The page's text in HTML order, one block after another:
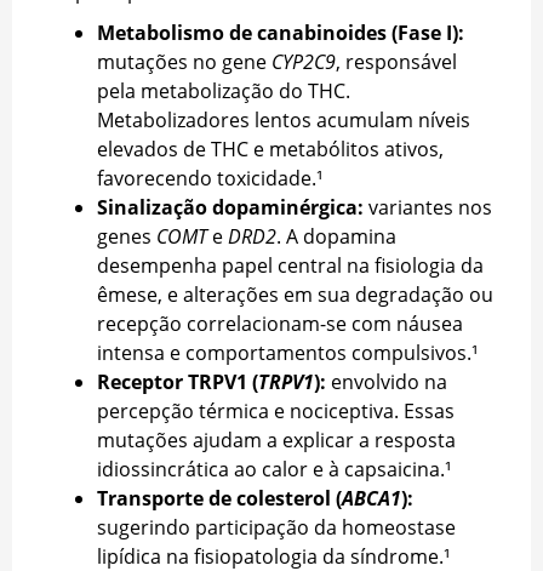
Metabolismo de canabinoides (Fase I):
mutações no gene CYP2C9, responsável
pela metabolização do THC.
Metabolizadores lentos acumulam níveis
elevados de THC e metabólitos ativos,
favorecendo toxicidade.¹
Sinalização dopaminérgica: variantes nos
genes COMTeDRD2. A dopamina
desempenha papel central na fisiologia da
êmese, e alterações em sua degradação ou
recepção correlacionam-se com náusea
intensa e comportamentos compulsivos.¹
Receptor TRPV1 (TRPV1): envolvido na
percepção térmica e nociceptiva. Essas
mutações ajudam a explicar a resposta
idiossincrática ao calor e à capsaicina.¹
Transporte de colesterol (ABCA1):
sugerindo participação da homeostase
lipídica na fisiopatologia da síndrome.¹